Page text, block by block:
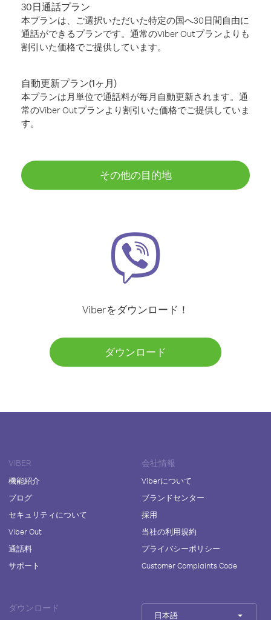
30日通話プラン
本プランは、ご選択いただいた特定の国へ30日間自由に
通話ができるプランです。通常のViber Outプランよりも
割引いた価格でご提供しています。
自動更新プラン(1ヶ月)
本プランは月単位で通話料が毎月自動更新されます。通
常のViber Outプランより割引いた価格でご提供していま
す。
その他の目的地
Viberをダウンロード！
ダウンロード
VIBER
機能紹介
ブログ
セキュリティについて
Viber Out
通話料
サポート
会社情報
Viberについて
ブランドセンター
採用
当社の利用規約
プライバシーポリシー
Customer Complaints Code
ダウンロード
日本語